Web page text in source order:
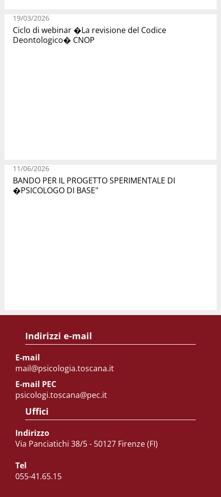
19/03/2026
Ciclo di webinar �La revisione del Codice
Deontologico� CNOP
11/06/2026
BANDO PER IL PROGETTO SPERIMENTALE DI
�PSICOLOGO DI BASE"
Indirizzi e-mail
E-mail
mail@psicologia.toscana.it
E-mail PEC
psicologi.toscana@pec.it
Uffici
Indirizzo
Via Panciatichi 38/5 - 50127 Firenze (FI)
Tel
055-41.65.15